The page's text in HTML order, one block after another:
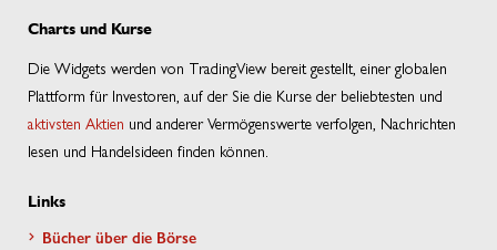
Charts und Kurse
Die Widgets werden von TradingView bereit gestellt, einer globalen
Plattform für Investoren, auf der Sie die Kurse der beliebtesten und
aktivsten Aktien und anderer Vermögenswerte verfolgen, Nachrichten
lesen und Handelsideen finden können.
Links
Bücher über die Börse